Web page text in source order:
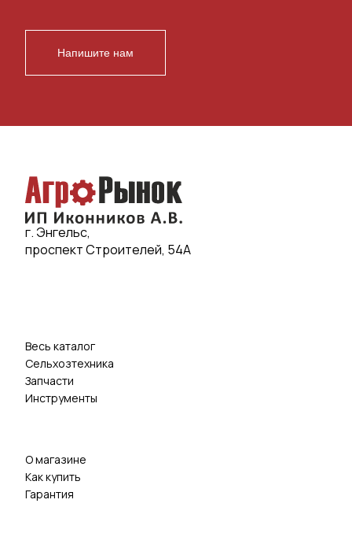
Напишите нам
г. Энгельс,
проспект Строителей, 54А
Весь каталог
Сельхозтехника
Запчасти
Инструменты
О магазине
Как купить
Гарантия